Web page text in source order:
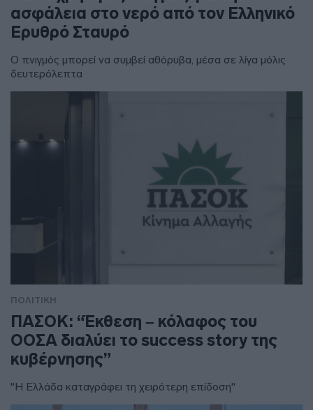
ασφάλεια στο νερό από τον Ελληνικό
Ερυθρό Σταυρό
Ο πνιγμός μπορεί να συμβεί αθόρυβα, μέσα σε λίγα μόλις
δευτερόλεπτα
ΠΟΛΙΤΙΚΗ
ΠΑΣΟΚ: “Έκθεση – κόλαφος του
ΟΟΣΑ διαλύει το success story της
κυβέρνησης”
"Η Ελλάδα καταγράφει τη χειρότερη επίδοση"